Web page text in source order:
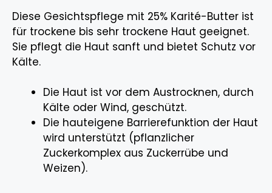
Diese Gesichtspflege mit 25% Karité-Butter ist
für trockene bis sehr trockene Haut geeignet.
Sie pflegt die Haut sanft und bietet Schutz vor
Kälte.
Die Haut ist vor dem Austrocknen, durch
Kälte oder Wind, geschützt.
Die hauteigene Barrierefunktion der Haut
wird unterstützt (pflanzlicher
Zuckerkomplex aus Zuckerrübe und
Weizen).